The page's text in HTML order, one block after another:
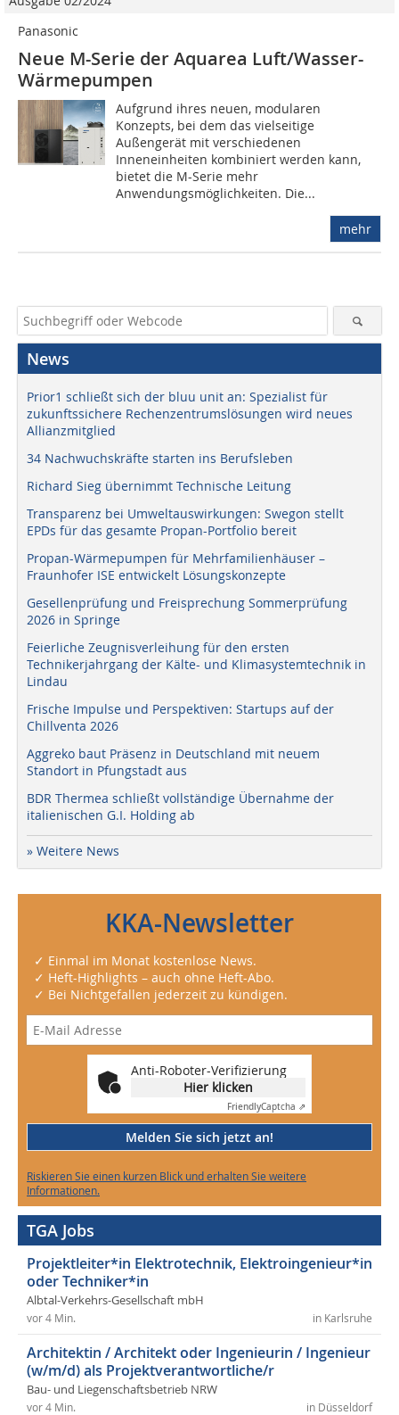
Panasonic
Neue M-Serie der Aquarea Luft/Wasser-
Wärmepumpen
Aufgrund ihres neuen, modularen
Konzepts, bei dem das vielseitige
Außengerät mit verschiedenen
Inneneinheiten kombiniert werden kann,
bietet die M-Serie mehr
Anwendungsmöglichkeiten. Die...
mehr
News
Prior1 schließt sich der bluu unit an: Spezialist für
zukunftssichere Rechenzentrumslösungen wird neues
Allianzmitglied
34 Nachwuchskräfte starten ins Berufsleben
Richard Sieg übernimmt Technische Leitung
Transparenz bei Umweltauswirkungen: Swegon stellt
EPDs für das gesamte Propan-Portfolio bereit
Propan-Wärmepumpen für Mehrfamilienhäuser –
Fraunhofer ISE entwickelt Lösungskonzepte
Gesellenprüfung und Freisprechung Sommerprüfung
2026 in Springe
Feierliche Zeugnisverleihung für den ersten
Technikerjahrgang der Kälte- und Klimasystemtechnik in
Lindau
Frische Impulse und Perspektiven: Startups auf der
Chillventa 2026
Aggreko baut Präsenz in Deutschland mit neuem
Standort in Pfungstadt aus
BDR Thermea schließt vollständige Übernahme der
italienischen G.I. Holding ab
» Weitere News
KKA-Newsletter
✓ Einmal im Monat kostenlose News.
✓ Heft-Highlights – auch ohne Heft-Abo.
✓ Bei Nichtgefallen jederzeit zu kündigen.
Anti-Roboter-Verifizierung
Hier klicken
FriendlyCaptcha ⇗
Melden Sie sich jetzt an!
Riskieren Sie einen kurzen Blick und erhalten Sie weitere
Informationen.
TGA Jobs
Projektleiter*in Elektrotechnik, Elektroingenieur*in
oder Techniker*in
Albtal-Verkehrs-Gesellschaft mbH
in Karlsruhe
vor 4 Min.
Architektin / Architekt oder Ingenieurin / Ingenieur
(w/m/d) als Projektverantwortliche/r
Bau- und Liegenschaftsbetrieb NRW
in Düsseldorf
vor 4 Min.